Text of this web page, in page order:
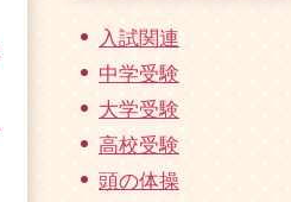
入試関連
中学受験
大学受験
高校受験
頭の体操